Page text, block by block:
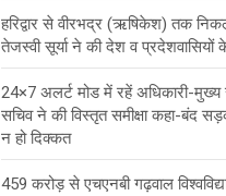
​हरिद्वार से वीरभद्र (ऋषिकेश) तक
तेजस्वी सूर्या ने की देश व प्रदेशवासियों
24×7 अलर्ट मोड में रहें अधिकारी-
सचिव ने की विस्तृत समीक्षा कहा-बंद
न हो दिक्कत
459 करोड़ से एचएनबी गढ़वाल